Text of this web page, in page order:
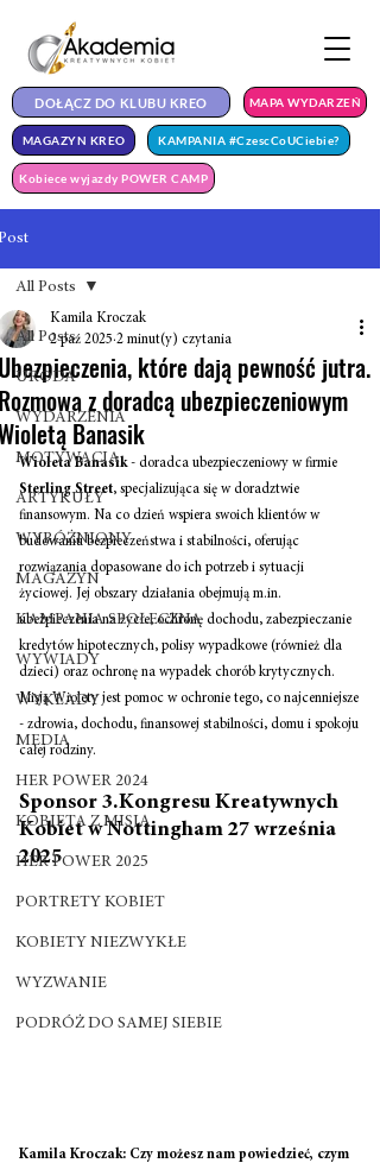
DOŁĄCZ DO KLUBU KREO
MAGAZYN KREO KAMPANIA #CzescCoUCiebie?
Kobiece wyjazdy POWER CAMP
MAPA WYDARZEŃ
All Posts
URODA
WYDARZENIA
MOTYWACJA
ARTYKUŁY
WYRÓŻNIONY
MAGAZYN
KAMPANIA SPOŁECZNA
WYWIADY
WYKŁADY
MEDIA
HER POWER 2024
KOBIETA Z MISJĄ
HER POWER 2025
PORTRETY KOBIET
KOBIETY NIEZWYKŁE
WYZWANIE
PODRÓŻ DO SAMEJ SIEBIE
All Posts
które dają pewność jutra.
z doradcą ubezpieczeniowym
Banasik
Kamila Kroczak
2 paź 2025 2 minut(y) czytania
Wioleta Banasik - doradca ubezpieczeniowy w firmie
Sterling Street, specjalizująca się w doradztwie
finansowym. Na co dzień wspiera swoich klientów w
budowaniu bezpieczeństwa i stabilności, oferując
rozwiązania dopasowane do ich potrzeb i sytuacji
życiowej. Jej obszary działania obejmują m.in.
ubezpieczenia na życie, ochronę dochodu, zabezpieczanie
kredytów hipotecznych, polisy wypadkowe (również dla
dzieci) oraz ochronę na wypadek chorób krytycznych.
Misją Wiolety jest pomoc w ochronie tego, co najcenniejsze
- zdrowia, dochodu, finansowej stabilności, domu i spokoju
całej rodziny.
Sponsor 3.Kongresu Kreatywnych
Kobiet w Nottingham 27 września
2025
Kamila Kroczak: Czy możesz nam powiedzieć, czym